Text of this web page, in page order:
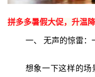
拼多多暑假大促，升温
一、 无声的惊雷：
想象一下这样的场